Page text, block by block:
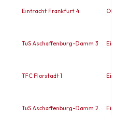
Eintracht Frankfurt 4
TuS Aschaffenburg-Damm 3
TFC Florstadt 1
TuS Aschaffenburg-Damm 2